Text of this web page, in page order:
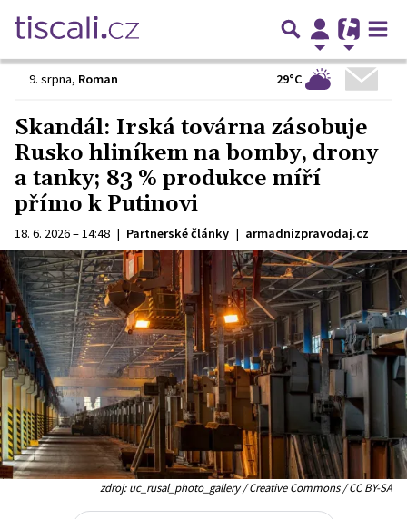
9. srpna, Roman 29°C
Skandál: Irská továrna zásobuje
Rusko hliníkem na bomby, drony
a tanky; 83 % produkce míří
přímo k Putinovi
18. 6. 2026 – 14:48 | Partnerské články | armadnizpravodaj.cz
zdroj: uc_rusal_photo_gallery / Creative Commons / CC BY-SA